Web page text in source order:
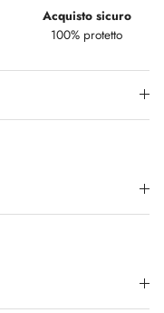
Acquisto sicuro
100% protetto